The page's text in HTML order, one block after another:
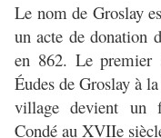
Le nom de Groslay
un acte de donation
en 862. Le premier
Éudes de Groslay à
village devient un
Condé au XVIIe